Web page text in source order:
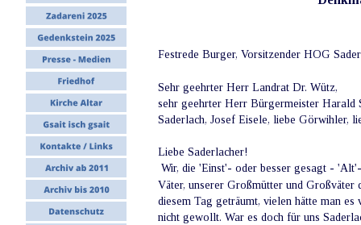
Festrede Burger, Vorsitzender HOG
Sehr geehrter Herr Landrat Dr. Wütz,
sehr geehrter Herr Bürgermeister Harald
Saderlach, Josef Eisele, liebe Görwihler,
Liebe Saderlacher!
Wir, die 'Einst'- oder besser gesagt -
Väter, unserer Großmütter und Großväter
diesem Tag geträumt, vielen hätte man
nicht gewollt. War es doch für uns